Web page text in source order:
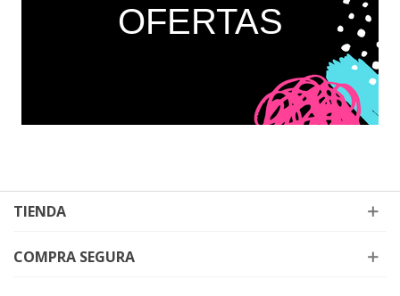
OFERTAS
TIENDA
COMPRA SEGURA